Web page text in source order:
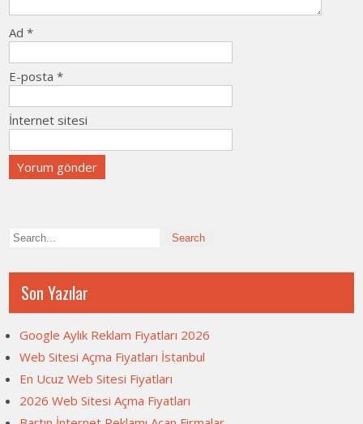
Ad*
E-posta*
İnternet sitesi
Son Yazılar
Google Aylık Reklam Fiyatları 2026
Web Sitesi Açma Fiyatları İstanbul
En Ucuz Web Sitesi Fiyatları
2026 Web Sitesi Açma Fiyatları